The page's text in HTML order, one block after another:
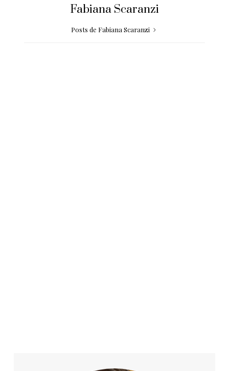
Fabiana Scaranzi
Posts de Fabiana Scaranzi